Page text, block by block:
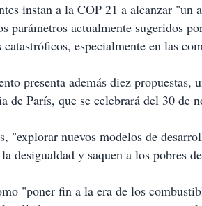
instan a la COP 21 a alcanzar "un
parámetros actualmente sugeridos
especialmente en las
presenta además diez propuestas,
de París, que se celebrará del 30 de
"explorar nuevos modelos de
desigualdad y saquen a los pobres
"poner fin a la era de los